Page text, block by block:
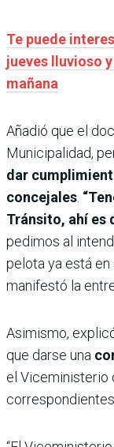
Te puede
jueves lluvioso
mañana
Añadió que el
Municipalidad,
dar
concejales.
Tránsito, ahí es
pedimos al
pelota ya está en
manifestó la
Asimismo,
que darse una
el Viceministerio